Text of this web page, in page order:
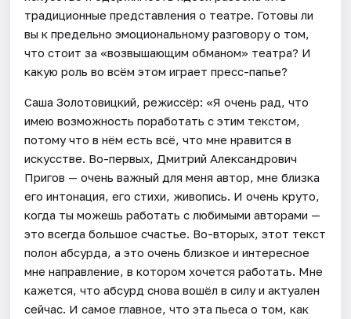
традиционные представления о театре. Готовы ли
вы к предельно эмоциональному разговору о том,
что стоит за «возвышающим обманом» театра? И
какую роль во всём этом играет пресс-папье?
Саша Золотовицкий, режиссёр: «Я очень рад, что
имею возможность поработать с этим текстом,
потому что в нём есть всё, что мне нравится в
искусстве. Во-первых, Дмитрий Александрович
Пригов — очень важный для меня автор, мне близка
его интонация, его стихи, живопись. И очень круто,
когда ты можешь работать с любимыми авторами —
это всегда большое счастье. Во-вторых, этот текст
полон абсурда, а это очень близкое и интересное
мне направление, в котором хочется работать. Мне
кажется, что абсурд снова вошёл в силу и актуален
сейчас. И самое главное, что эта пьеса о том, как